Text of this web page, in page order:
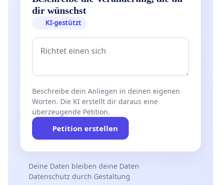
dir wünschst
KI-gestützt
Beschreibe dein Anliegen in deinen eigenen
Worten. Die KI erstellt dir daraus eine
überzeugende Petition.
Petition erstellen
Deine Daten bleiben deine Daten
Datenschutz durch Gestaltung